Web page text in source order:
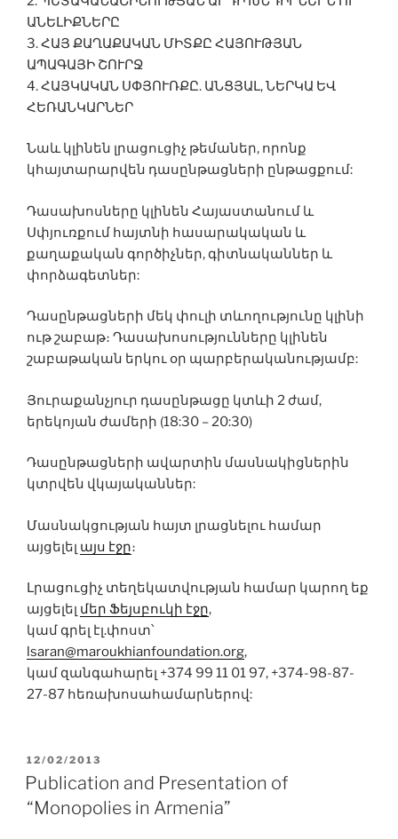
ԱՆԵԼԻՔՆԵՐԸ
3. ՀԱՅ ՔԱՂԱՔԱԿԱՆ ՄԻՏՔԸ ՀԱՅՈՒԹՅԱՆ
ԱՊԱԳԱՅԻ ՇՈՒՐՋ
4. ՀԱՅԿԱԿԱՆ ՍՓՅՈՒՌՔԸ. ԱՆՑՅԱԼ, ՆԵՐԿԱ ԵՎ
ՀԵՌԱՆԿԱՐՆԵՐ
Նաև կլինեն լրացուցիչ թեմաներ, որոնք
կհայտարարվեն դասընթացների ընթացքում:
Դասախոսները կլինեն Հայաստանում և
Սփյուռքում հայտնի հասարակական և
քաղաքական գործիչներ, գիտնականներ և
փորձագետներ:
Դասընթացների մեկ փուլի տևողությունը կլինի
ութ շաբաթ։ Դասախոսությունները կլինեն
շաբաթական երկու օր պարբերականությամբ:
Յուրաքանչյուր դասընթացը կտևի 2 ժամ,
երեկոյան ժամերի (18:30 – 20:30)
Դասընթացների ավարտին մասնակիցներին
կտրվեն վկայականներ:
Մասնակցության հայտ լրացնելու համար
այցելել այս էջը։
Լրացուցիչ տեղեկատվության համար կարող եք
այցելել մեր Ֆեյսբուկի էջը,
կամ գրել էլ.փոստ՝
lsaran@maroukhianfoundation.org,
կամ զանգահարել +374 99 11 01 97, +374-98-87-
27-87 հեռախոսահամարներով:
POSTED
ON
12/02/2013
Publication and Presentation of
“Monopolies in Armenia”